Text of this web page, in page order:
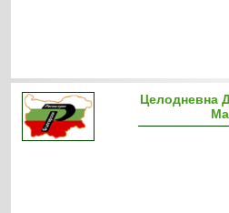
Целодневна